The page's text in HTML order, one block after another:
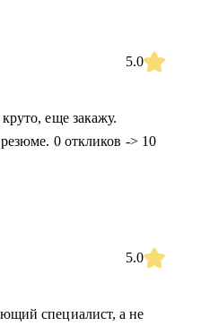
5.0
еще закажу.
0 откликов -> 10
5.0
специалист, а не